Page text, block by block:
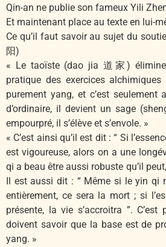
Qin-an ne publie son fameux Yili
Et maintenant place au texte en lui-
Ce qu’il faut savoir au sujet du
阳)
« Le taoïste (dao jia 道家)
pratique des exercices
purement yang, et c’est seulement
d’ordinaire, il devient un sage
empourpré, il s’élève et s’envole. »
« C’est ainsi qu’il est dit : “ Si
est vigoureuse, alors on a une
qi a beau être aussi robuste qu’il
Il est aussi dit : “ Même si le yin qi
entièrement, ce sera la mort ; si
présente, la vie s’accroitra ”. C’est
doivent savoir que la base est de
yang. »